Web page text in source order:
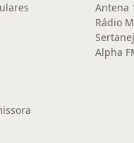
Antena
Rádio
Alpha